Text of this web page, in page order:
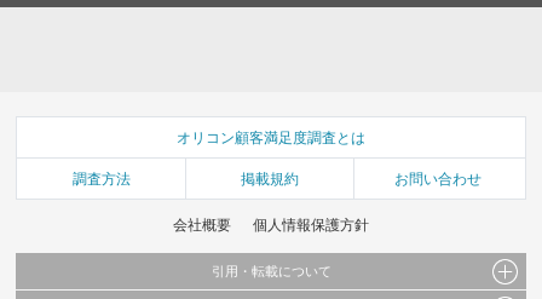
オリコン顧客満足度調査とは
調査方法 掲載規約 お問い合わせ
会社概要 個人情報保護方針
引用・転載について